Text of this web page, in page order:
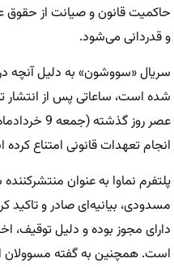
حاکمیت قانون و صیانت از حقوق
و قدردانی می‌شود.
سریال «سووشون» به دلیل آنچه
شده است، ساعاتی پس از انتشار
عصر روز
انجام تعهدات قانونی امتناع
پلتفرم نماوا به عنوان
مسدودی، بیانیه‌ای صادر و
است. همچنین به گفته مسوولان